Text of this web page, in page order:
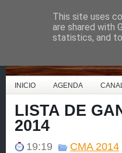
Country
INICIO AGENDA
LISTA DE
2014
19:19 CMA 2014
This site uses
are shared with
statistics, and